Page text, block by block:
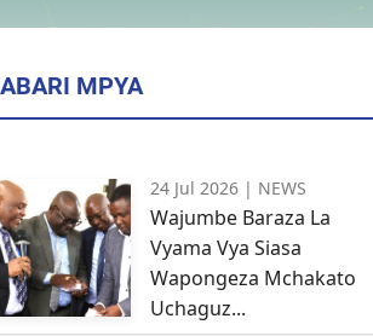
MPYA
24 Jul 2026 | NEWS
Wajumbe Baraza La
Vyama Vya Siasa
Wapongeza Mchakato
Uchaguz...